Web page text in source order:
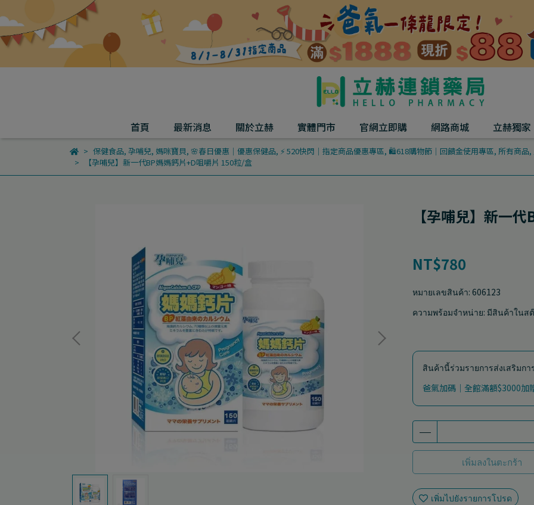
首頁 最新消息 關於立赫 實體門市 官網立即購 網路商城 立赫獨家
保健食品, 孕哺兒, 媽咪寶貝, 🌸春日優惠｜優惠保健品, ⚡ 520快閃｜指定商品優惠專區, 🛍️618購物節｜回饋金使用專區, 所有商品,
【孕哺兒】新一代BP媽媽鈣片+D咀嚼片 150粒/盒
【孕哺兒】新一
NT$780
หมายเลขสินค้า: 606123
ความพร้อมจำหน่าย: มีสินค้าในส
สินค้านี้ร่วมรายการส่งเสริมกา
爸氣加碼｜全館滿額$3000加
เพิ่มลงในตะกร้า
เพิ่มไปยังรายการโปรด